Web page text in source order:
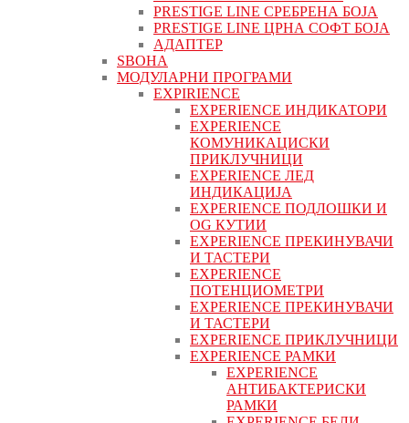
PRESTIGE LINE СРЕБРЕНА БОЈА
PRESTIGE LINE ЦРНА СОФТ БОЈА
АДАПТЕР
ЅВОНА
МОДУЛАРНИ ПРОГРАМИ
EXPIRIENCE
EXPERIENCE ИНДИКАТОРИ
EXPERIENCE
КОМУНИКАЦИСКИ
ПРИКЛУЧНИЦИ
EXPERIENCE ЛЕД
ИНДИКАЦИЈА
EXPERIENCE ПОДЛОШКИ И
OG КУТИИ
EXPERIENCE ПРЕКИНУВАЧИ
И ТАСТЕРИ
EXPERIENCE
ПОТЕНЦИОМЕТРИ
EXPERIENCE ПРЕКИНУВАЧИ
И ТАСТЕРИ
EXPERIENCE ПРИКЛУЧНИЦИ
EXPERIENCE РАМКИ
EXPERIENCE
АНТИБАКТЕРИСКИ
РАМКИ